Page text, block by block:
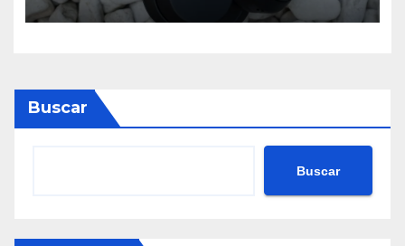
Buscar
Buscar